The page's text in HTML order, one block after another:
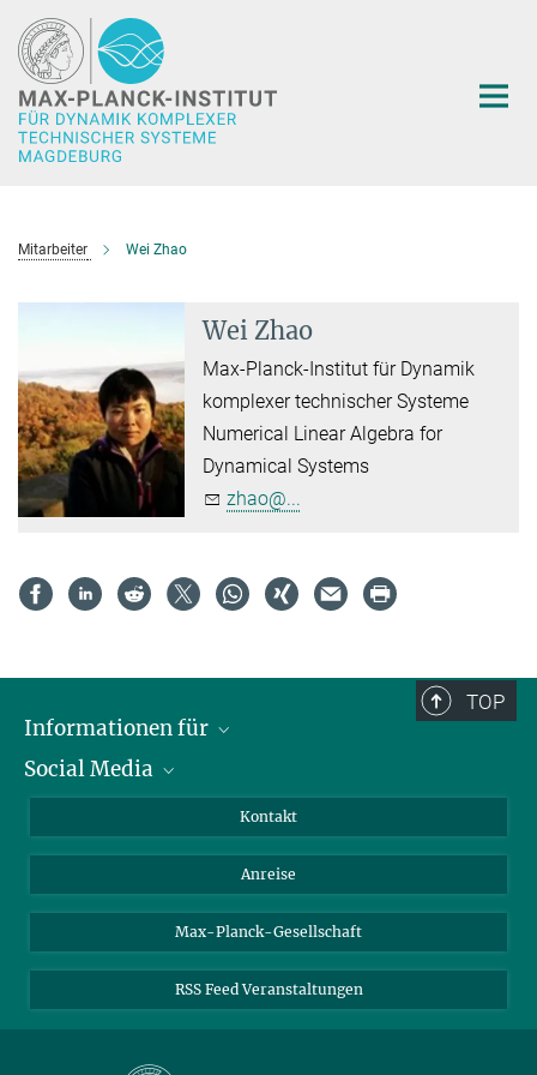
Hauptinhalt
Mitarbeiter Wei Zhao
Wei Zhao
Max-Planck-Institut für Dynamik
komplexer technischer Systeme
Numerical Linear Algebra for
Dynamical Systems
zhao@...
TOP
Informationen für
Wissenschaftlerinnen und Wissenschaftler
Bewerberinnen und Bewerber
Medienvertreter
Schülerinnen und Schüler
Social Media
YouTube
Mastodon
Kontakt
Anreise
Max-Planck-Gesellschaft
RSS Feed Veranstaltungen